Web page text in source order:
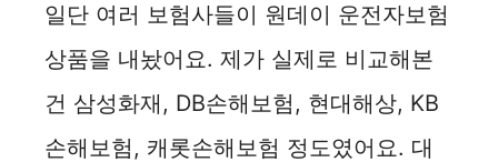
일단 여러 보험사들이 원데이 운전자보험
상품을 내놨어요. 제가 실제로 비교해본
건 삼성화재, DB손해보험, 현대해상, KB
손해보험, 캐롯손해보험 정도였어요. 대